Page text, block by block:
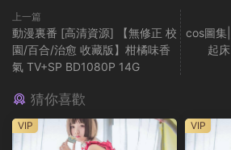
上一篇
動漫裏番 [高清資源] 【無修正 校
園/百合/治愈 收藏版】柑橘味香
氣 TV+SP BD1080P 14G
cos圖集
起
猜你喜歡
VIP VIP